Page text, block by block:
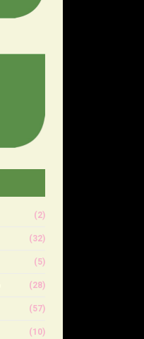
(2)
(32)
(5)
(28)
(57)
(10)